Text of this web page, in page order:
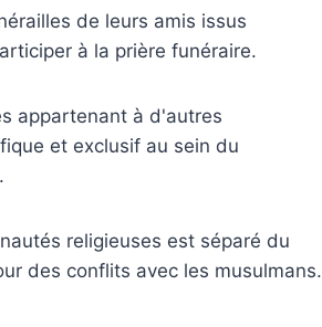
de leurs amis issus
à la prière funéraire.
appartenant à d'autres
et exclusif au sein du
religieuses est séparé du
des conflits avec les musulmans.